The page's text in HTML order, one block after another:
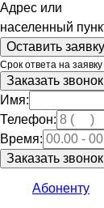
Адрес или
населенный
Срок ответа на
Заказать звонок
Имя:
Телефон:
Время:
Абоненту